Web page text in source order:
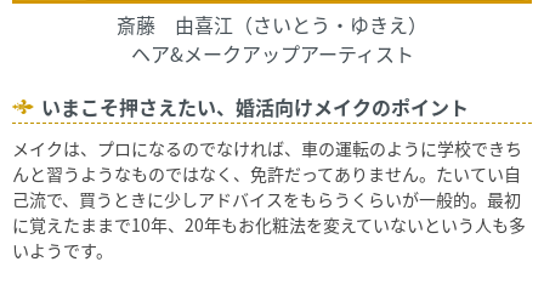
斎藤 由喜江（さいとう・ゆきえ）
ヘア&メークアップアーティスト
いまこそ押さえたい、婚活向けメイクのポイント
メイクは、プロになるのでなければ、車の運転のように学校できち
んと習うようなものではなく、免許だってありません。たいてい自
己流で、買うときに少しアドバイスをもらうくらいが一般的。最初
に覚えたままで10年、20年もお化粧法を変えていないという人も多
いようです。